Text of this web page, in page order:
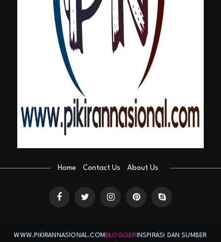
Home Contact Us About Us
WWW.PIKIRANNASIONAL.COM BLOGGER INSPIRASI DAN SUMBER